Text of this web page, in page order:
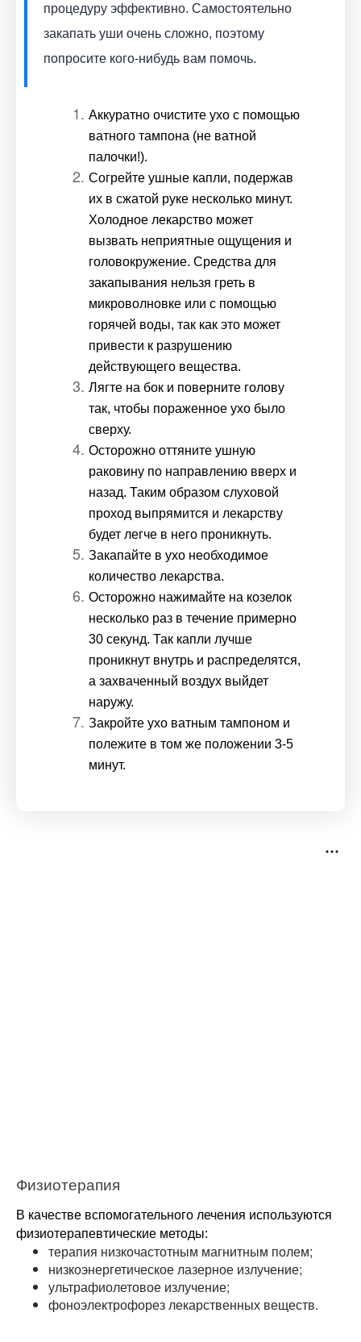
процедуру эффективно. Самостоятельно
закапать уши очень сложно, поэтому
попросите кого-нибудь вам помочь.
Аккуратно очистите ухо с помощью
ватного тампона (не ватной
палочки!).
Согрейте ушные капли, подержав
их в сжатой руке несколько минут.
Холодное лекарство может
вызвать неприятные ощущения и
головокружение. Средства для
закапывания нельзя греть в
микроволновке или с помощью
горячей воды, так как это может
привести к разрушению
действующего вещества.
Лягте на бок и поверните голову
так, чтобы пораженное ухо было
сверху.
Осторожно оттяните ушную
раковину по направлению вверх и
назад. Таким образом слуховой
проход выпрямится и лекарству
будет легче в него проникнуть.
Закапайте в ухо необходимое
количество лекарства.
Осторожно нажимайте на козелок
несколько раз в течение примерно
30 секунд. Так капли лучше
проникнут внутрь и распределятся,
а захваченный воздух выйдет
наружу.
Закройте ухо ватным тампоном и
полежите в том же положении 3-5
минут.
Физиотерапия
В качестве вспомогательного лечения используются
физиотерапевтические методы:
терапия низкочастотным магнитным полем;
низкоэнергетическое лазерное излучение;
ультрафиолетовое излучение;
фоноэлектрофорез лекарственных веществ.